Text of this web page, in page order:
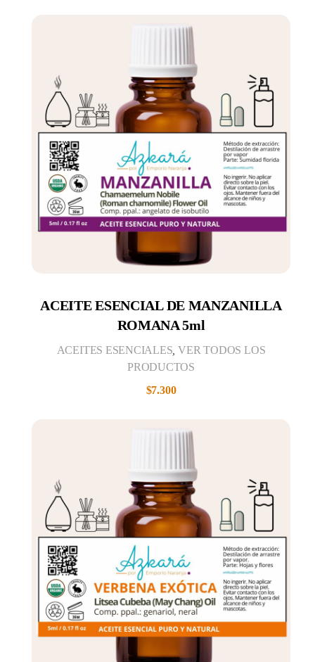
ACEITE ESENCIAL DE MANZANILLA
ROMANA 5ml
$7.300
ACEITES ESENCIALES ,VER TODOS LOS
PRODUCTOS